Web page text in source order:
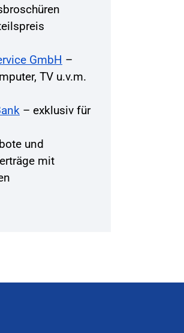
GmbH –
TV u.v.m.
– exklusiv für
und
mit